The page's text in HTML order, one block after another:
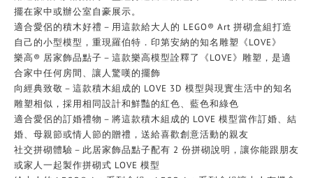
擺在家中或辦公室自豪展示。
適合愛侶的積木好禮－用這款給大人的 LEGO® Art 拼砌盒組打造
自己的小型模型，重現羅伯特．印第安納的知名雕塑《LOVE》
樂高® 居家飾品點子－這款樂高模型詮釋了《LOVE》雕塑，是適
合家中任何房間、讓人驚嘆的擺飾
向經典致敬－這款積木組成的 LOVE 3D 模型與現實生活中的知名
雕塑相似，採用相同設計和鮮豔的紅色、藍色和綠色
適合愛侶的訂婚禮物－將這款積木組成的 LOVE 模型當作訂婚、結
婚、母親節或情人節的贈禮，送給喜歡創意活動的親友
社交拼砌體驗－此居家飾品點子配有 2 份拼砌說明，讓你能跟朋友
或家人一起製作拼砌式 LOVE 模型